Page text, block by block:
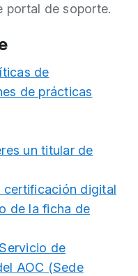
portal de soporte.
de
de prácticas
un titular de
certificación digital
de la ficha de
de
AOC (Sede